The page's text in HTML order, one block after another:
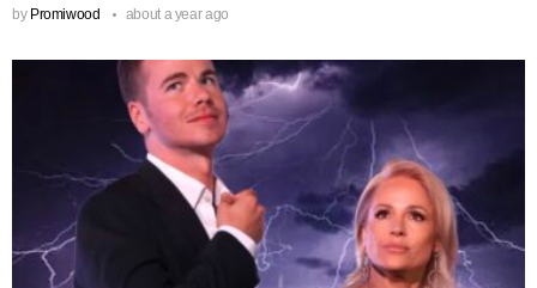
by Promiwood about a year ago